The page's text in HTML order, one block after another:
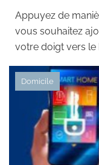
Appuyez de
vous souhaitez
votre doigt vers le
Domicile